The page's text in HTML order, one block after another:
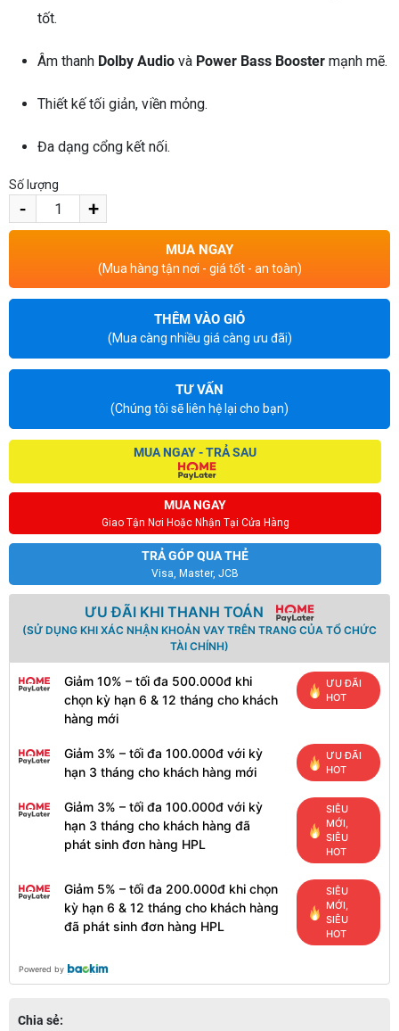
tốt.
Âm thanh Dolby Audio và Power Bass Booster mạnh mẽ.
Thiết kế tối giản, viền mỏng.
Đa dạng cổng kết nối.
Số lượng
- +
MUA NGAY
(Mua hàng tận nơi - giá tốt - an toàn)
THÊM VÀO GIỎ
(Mua càng nhiều giá càng ưu đãi)
TƯ VẤN
(Chúng tôi sẽ liên hệ lại cho bạn)
MUA NGAY
Giao Tận Nơi Hoặc Nhận Tại Cửa Hàng
TRẢ GÓP QUA THẺ
Visa, Master, JCB
MUA NGAY - TRẢ SAU
ƯU ĐÃI KHI THANH TOÁN
(SỬ DỤNG KHI XÁC NHẬN KHOẢN VAY TRÊN TRANG CỦA TỔ CHỨC
TÀI CHÍNH)
Giảm 10% – tối đa 500.000đ khi
chọn kỳ hạn 6 & 12 tháng cho khách
hàng mới
ƯU ĐÃI
HOT
Giảm 3% – tối đa 100.000đ với kỳ
hạn 3 tháng cho khách hàng mới
ƯU ĐÃI
HOT
Giảm 3% – tối đa 100.000đ với kỳ
hạn 3 tháng cho khách hàng đã
phát sinh đơn hàng HPL
SIÊU
MỚI,
SIÊU
HOT
Giảm 5% – tối đa 200.000đ khi chọn
kỳ hạn 6 & 12 tháng cho khách hàng
đã phát sinh đơn hàng HPL
SIÊU
MỚI,
SIÊU
HOT
Powered by
Chia sẻ: